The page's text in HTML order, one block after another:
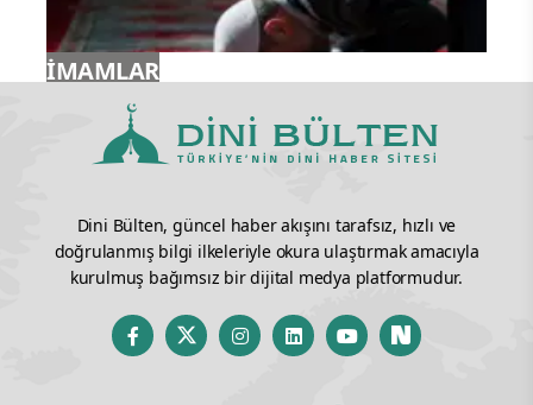
İMAMLAR
Dini Bülten, güncel haber akışını tarafsız, hızlı ve
doğrulanmış bilgi ilkeleriyle okura ulaştırmak amacıyla
kurulmuş bağımsız bir dijital medya platformudur.